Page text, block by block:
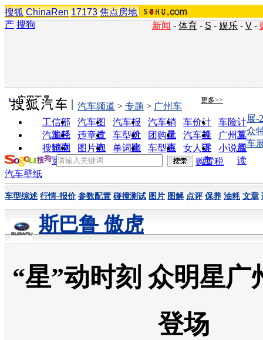
搜狐 ChinaRen 17173 焦点房地
产 搜狗 新闻 - 体育 - S - 娱乐 - V -
实用工具 更多>>
工信部
油耗
汽车图
片
汽车报
价
汽车销
量
车价计
算
车险计
算
汽车经
销商
违章查
询
车型对
比
团购优
惠
汽车投
诉
广州车
展
搜狗浏
览器
图片欣
赏
单词翻
车型查
询
女人宝
典
小说阅
读
汽车频道 > 专题 > 广州车
展-
众
车
购置税
汽车壁纸
车型综述 行情-报价 参数配置 碰撞测试 图片 图解 点评 保养 油耗 文章
斯巴鲁 傲虎
“星”动时刻 众明星广
登场